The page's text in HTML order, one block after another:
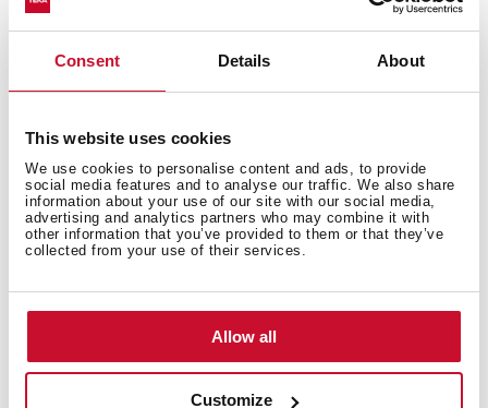
Consent Details About
This website uses cookies
We use cookies to personalise content and ads, to provide
social media features and to analyse our traffic. We also share
information about your use of our site with our social media,
advertising and analytics partners who may combine it with
other information that you’ve provided to them or that they’ve
collected from your use of their services.
Allow all
Customize
Zlewozmywak
to kuchenna strefa dowodzenia,
utworzyć w kuchni profesjonalną strefę
przygotowywania posiłków. Dzięki wkładowi sitowemu,
zlewozmywaka oraz praktycznemu zestawowi
pojemników ceramicznych uzyskuje się więcej miejsca
do prac kuchennych.
FLEXLINEA to seria zlewozmywaków wykończona
niezwykle płaską krawędzią, dzięki czemu, oprócz
montażu na równi z blatem lub montażu
podwieszanego. Jednak nawet przy klasycznym
montażu zlewozmywaka można uzyskać efekt
płynnego połączenia z powierzchnią blatu. Dzięki